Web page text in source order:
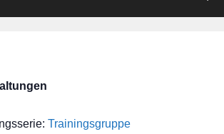
Trainingsgruppe